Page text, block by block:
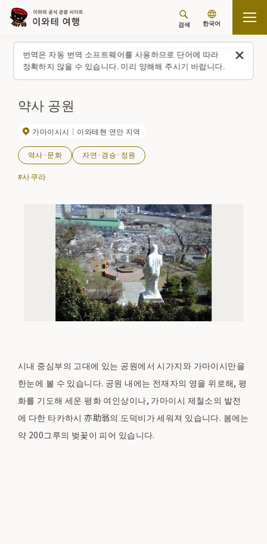
번역은 자동 번역 소프트웨어를 사용하므로 단어에 따라
정확하지 않을 수 있습니다. 미리 양해해 주시기 바랍니다.
검색 한국어
약사 공원
가마이시시 이와테현 연안 지역
역사·문화 자연·경승·정원
#사쿠라
시내 중심부의 고대에 있는 공원에서 시가지와 가마이시만을
한눈에 볼 수 있습니다. 공원 내에는 전재자의 영을 위로해, 평
화를 기도해 세운 평화 여인상이나, 가마이시 제철소의 발전
에 다한 타카하시 亦助翁의 도덕비가 세워져 있습니다. 봄에는
약 200그루의 벚꽃이 피어 있습니다.